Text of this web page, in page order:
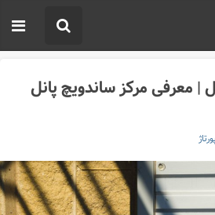
| معرفی مرکز ساندویچ پانل